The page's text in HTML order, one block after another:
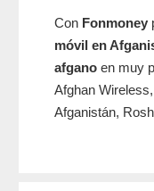
Con Fonmoney
móvil en
afgano en muy
Afghan
Afganistán,